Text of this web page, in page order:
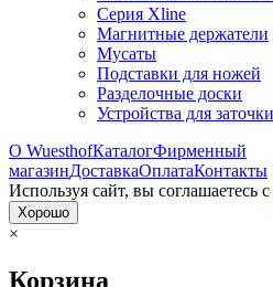
Серия Xline
Магнитные держатели
Мусаты
Подставки для ножей
Разделочные доски
Устройства для заточки
О WuesthofКаталогФирменный
магазинДоставкаОплатаКонтакты
Используя сайт, вы согла­шаетесь с
Хорошо
×
Корзина